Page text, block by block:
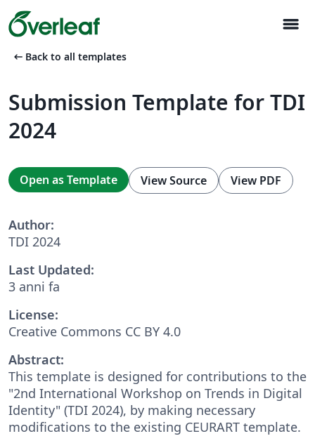
menu
arrow_left_alt Back to all templates
Submission Template for TDI
2024
Open as Template View Source View PDF
Author:
TDI 2024
Last Updated:
3 anni fa
License:
Creative Commons CC BY 4.0
Abstract:
This template is designed for contributions to the
"2nd International Workshop on Trends in Digital
Identity" (TDI 2024), by making necessary
modifications to the existing CEURART template.